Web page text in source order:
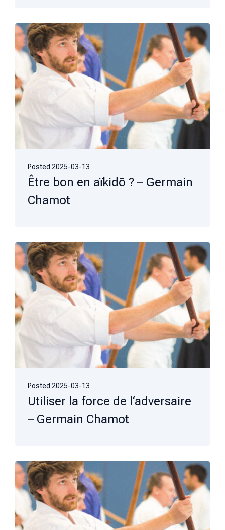
Posted 2025-03-13
Être bon en aïkidō ? – Germain
Chamot
Posted 2025-03-13
Utiliser la force de l‘adversaire
– Germain Chamot